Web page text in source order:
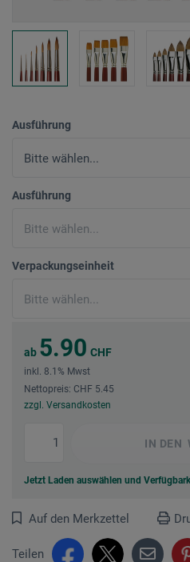
Ausführung
Ausführung
Verpackungseinheit
ab 5.90 CHF
inkl. 8.1% Mwst
Nettopreis: CHF 5.45
zzgl. Versandkosten
IN DEN
Jetzt Laden auswählen und
Auf den Merkzettel
Teilen